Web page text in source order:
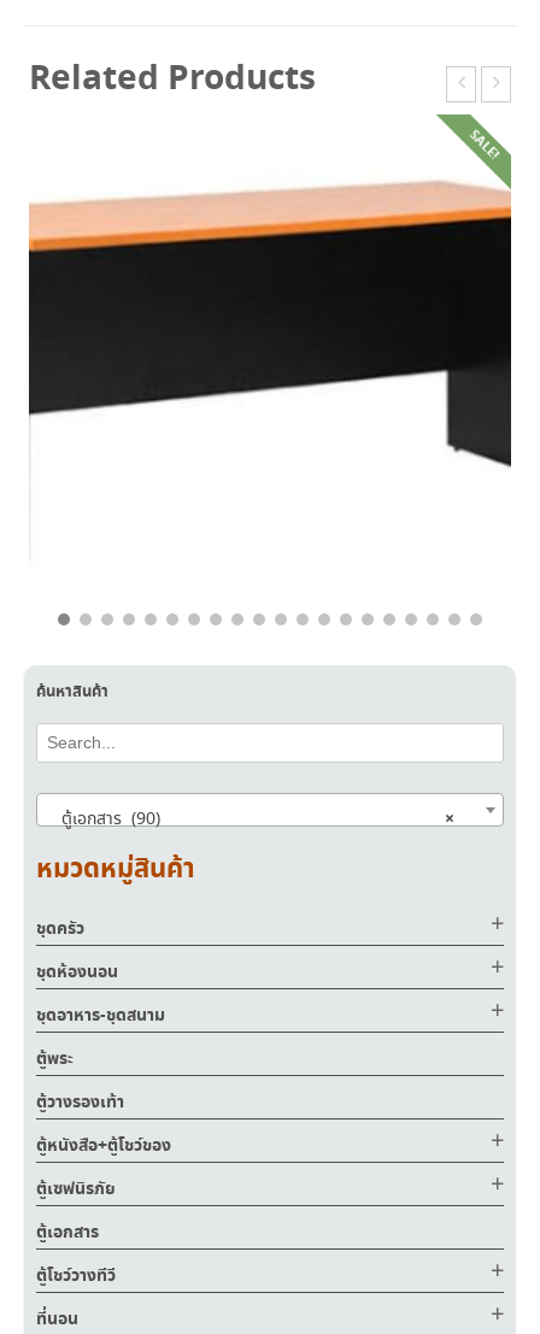
Related Products
SALE!
ค้นหาสินค้า
×
ตู้เอกสาร (90)
หมวดหมู่สินค้า
ชุดครัว
ชุดห้องนอน
ชุดอาหาร-ชุดสนาม
ตู้พระ
ตู้วางรองเท้า
ตู้หนังสือ+ตู้โชว์ของ
ตู้เซฟนิรภัย
ตู้เอกสาร
ตู้โชว์วางทีวี
ที่นอน